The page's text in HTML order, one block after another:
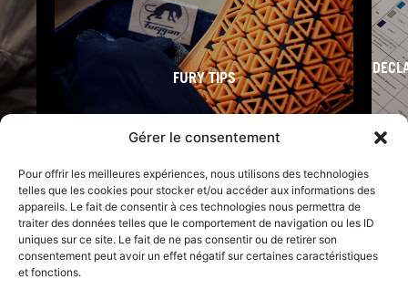
Gérer le consentement
Pour offrir les meilleures expériences, nous utilisons des technologies
telles que les cookies pour stocker et/ou accéder aux informations des
appareils. Le fait de consentir à ces technologies nous permettra de
traiter des données telles que le comportement de navigation ou les ID
uniques sur ce site. Le fait de ne pas consentir ou de retirer son
consentement peut avoir un effet négatif sur certaines caractéristiques
et fonctions.
FURY TIPS